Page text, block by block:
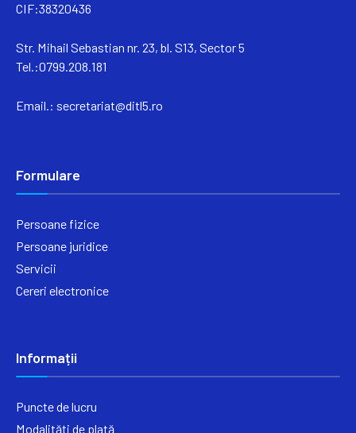
CIF:38320436
Str. Mihail Sebastian nr. 23, bl. S13, Sector 5
Tel.:0799.208.181
Email.: secretariat@ditl5.ro
Formulare
Persoane fizice
Persoane juridice
Servicii
Cereri electronice
Informații
Puncte de lucru
Modalități de plată